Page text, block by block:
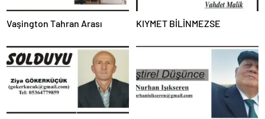
Vaşington Tahran Arası KIYMET BİLİNMEZSE